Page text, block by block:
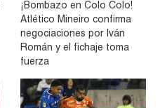
¡Bombazo en Colo Colo!
Atlético Mineiro confirma
negociaciones por Iván
Román y el fichaje toma
fuerza